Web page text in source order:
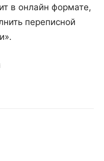
в онлайн формате,
переписной